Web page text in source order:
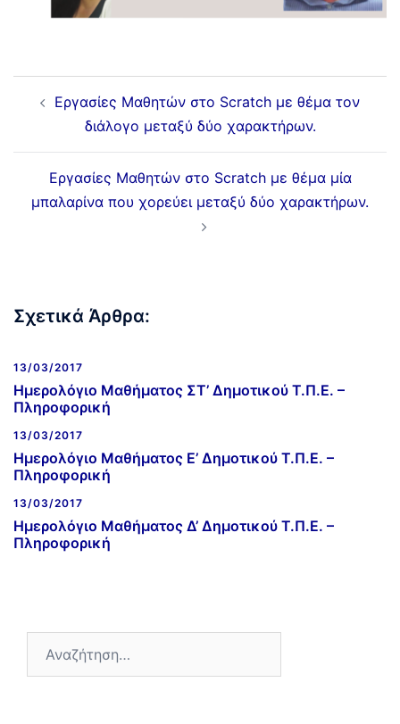
Εργασίες Μαθητών στο Scratch με θέμα τον
διάλογο μεταξύ δύο χαρακτήρων.
Εργασίες Μαθητών στο Scratch με θέμα μία
μπαλαρίνα που χορεύει μεταξύ δύο χαρακτήρων.
Σχετικά Άρθρα:
13/03/2017
Ημερολόγιο Μαθήματος ΣΤ’ Δημοτικού Τ.Π.Ε. –
Πληροφορική
13/03/2017
Ημερολόγιο Μαθήματος E’ Δημοτικού Τ.Π.Ε. –
Πληροφορική
13/03/2017
Ημερολόγιο Μαθήματος Δ’ Δημοτικού Τ.Π.Ε. –
Πληροφορική